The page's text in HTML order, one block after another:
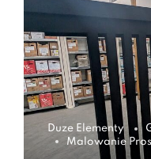
Duze Elementy
Malowanie